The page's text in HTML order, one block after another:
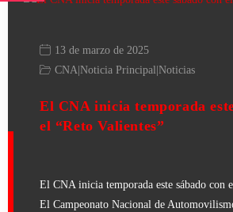
13 de marzo de 2025
CNA Noticia Principal Noticias
El CNA inicia temporada
el “Reto Valientes”
El CNA inicia temporada este sábado con
El Campeonato Nacional de